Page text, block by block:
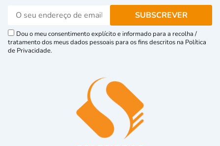
Dou o meu consentimento explícito e informado para a recolha /
tratamento dos meus dados pessoais para os fins descritos na Política
de Privacidade.